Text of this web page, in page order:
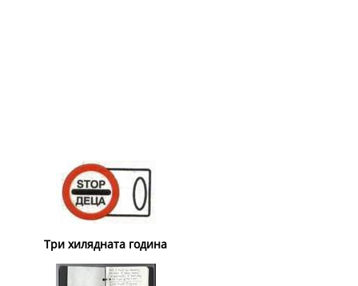
Три хилядната година